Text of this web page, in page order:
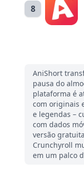
8
AniShort
pausa do
plataforma é
com originais
e legendas –
com dados
versão
Crunchyroll
em um palco